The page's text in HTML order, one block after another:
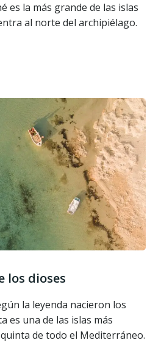
es la más grande de las islas
al norte del archipiélago.
los dioses
la leyenda nacieron los
es una de las islas más
de todo el Mediterráneo.